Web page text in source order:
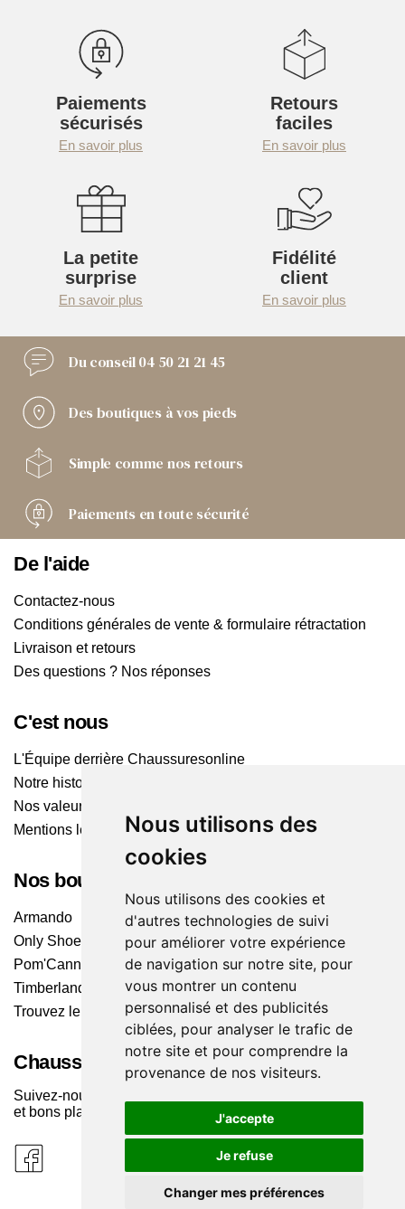
Nous utilisons des
cookies
Nous utilisons des cookies et
d'autres technologies de suivi
pour améliorer votre expérience
de navigation sur notre site, pour
vous montrer un contenu
personnalisé et des publicités
ciblées, pour analyser le trafic de
notre site et pour comprendre la
provenance de nos visiteurs.
J'accepte
Je refuse
Changer mes préférences
Paiements
sécurisés
En savoir plus
Retours
faciles
En savoir plus
La petite
surprise
En savoir plus
Fidélité
client
En savoir plus
Du conseil04 50 21 21 45
Des boutiques à vos pieds
Simple comme nos retours
Paiements en toute sécurité
De l'aide
Contactez-nous
Conditions générales de vente & formulaire rétractation
Livraison et retours
Des questions ? Nos réponses
C'est nous
L'Équipe derrière Chaussuresonline
Notre histoire
Nos valeurs
Mentions légales
Nos boutiques
Armando
Only Shoes
Pom'Cannelle
Timberland
Trouvez le magasin le plus proche
Chaussuresonline sur les Médias sociaux
Suivez-nous sur les réseaux pour les dernières tendances
et bons plans !